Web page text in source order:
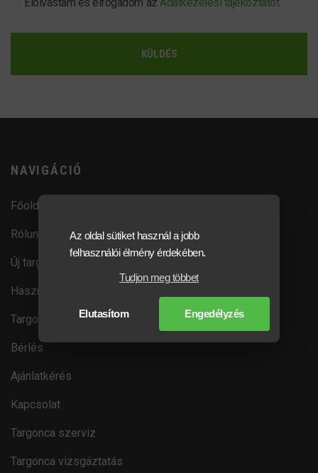
Az oldal sütiket használ a jobb
felhasználói élmény érdekében.
Tudjon meg többet
Elutasítom Engedélyzés
KÜLDÉS
NAVIGÁCIÓ
Főoldal
Rólunk
Új targoncák
Használt targoncák
Targonca típusok
Bérlés
Ajánlatkérés
Kapcsolat
Targonca szerviz
Targonca vizsgáztatás